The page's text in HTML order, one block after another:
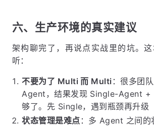
六、生产环境的真实建议
架构聊完了，再说点实战里的坑。
听：
不要为了 Multi 而 Multi ：很多团
Agent，结果发现 Single-Agent +
够了。先 Single，遇到瓶颈再升级
状态管理是难点 ：多 Agent 之间的